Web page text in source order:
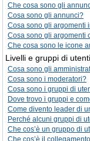
Che cosa sono gli
Cosa sono gli annunci?
Cosa sono gli argomenti
Cosa sono gli argomenti
Che cosa sono le icone
Livelli e gruppi di utenti
Cosa sono gli
Cosa sono i moderatori?
Cosa sono i gruppi di
Dove trovo i gruppi e
Come divento leader di
Perché alcuni gruppi di
Che cos’è un gruppo di
Che cos’è il collegamento